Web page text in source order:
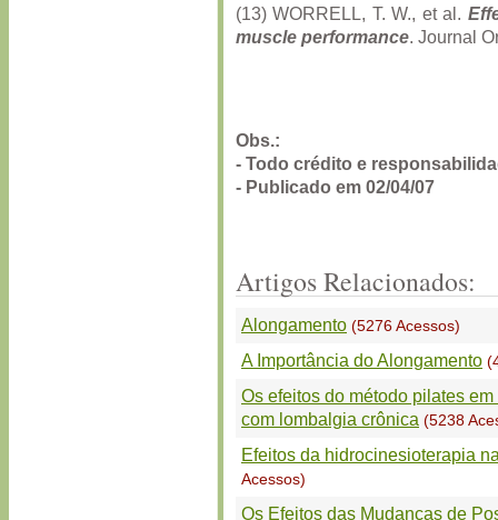
(13) WORRELL, T. W., et al.
muscle performance. Journal
Obs.:
- Todo crédito e
- Publicado em 02/04/07
Artigos Relacionados:
Alongamento (5276 Acessos)
A Importância do Alongamento
Os efeitos do método pilates
com lombalgia crônica (5238
Efeitos da hidrocinesioterapia
Acessos)
Os Efeitos das Mudanças de